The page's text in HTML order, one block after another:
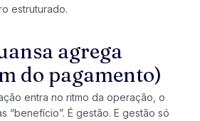
estruturado.
agrega
do pagamento)
entra no ritmo da operação, o
“benefício”. É gestão. E gestão só